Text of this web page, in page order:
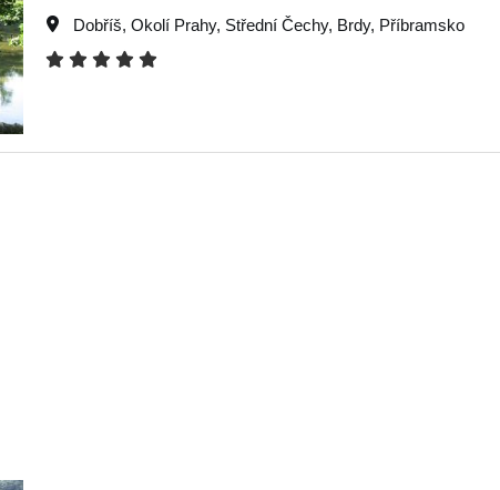
Dobříš, Okolí Prahy, Střední Čechy, Brdy, Příbramsko